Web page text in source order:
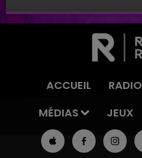
Le parlement des enfants
ACCUEIL RADIO
MÉDIAS
JEUX